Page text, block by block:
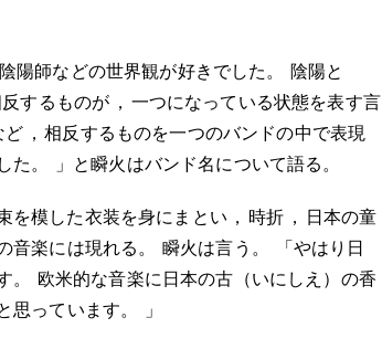
陰陽師などの世界観が好きでした 。
陰陽と
するものが ， 一つになっている状態を表す言
ど ， 相反するものを一つのバンドの中で表現
た 。 」と瞬火はバンド名について語る 。
を模した衣装を身にまとい ， 時折 ， 日本の童
音楽には現れる 。 瞬火は言う 。
「やはり日
。
欧米的な音楽に日本の古（いにしえ）の香
思っています。 」